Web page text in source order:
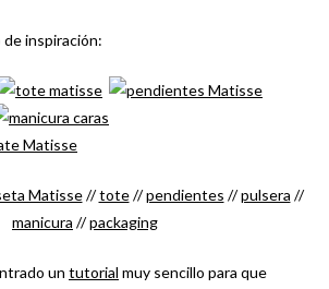
inspiración:
Matisse//tote//pendientes //pulsera //
manicura //packaging
un tutorial muy sencillo para que